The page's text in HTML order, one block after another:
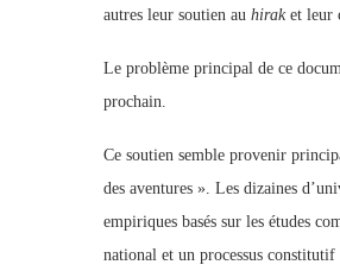
autres leur soutien au hiraket leur
Le problème principal de ce
prochain.
Ce soutien semble provenir
des aventures ». Les dizaines
empiriques basés sur les études
national et un processus